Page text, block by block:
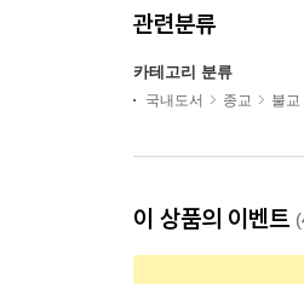
관련분류
카테고리 분류
국내도서 종교 불교
이 상품의 이벤트